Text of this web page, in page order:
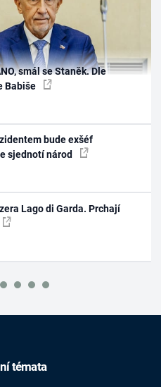
smál se Staněk. Dle
Babiše
bude exšéf
sjednotí národ
Lago di Garda. Prchají
témata